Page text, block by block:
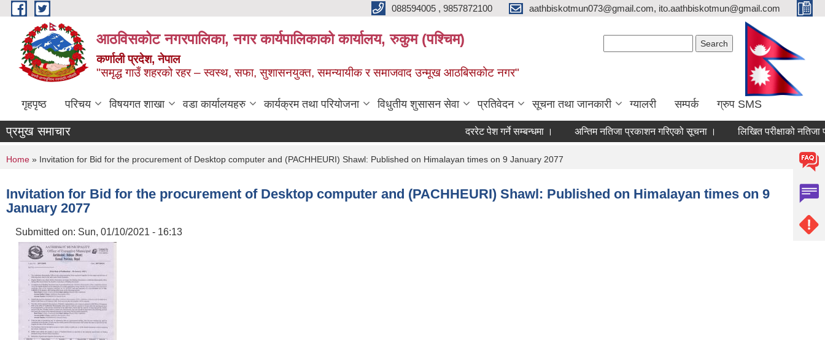
Skip to main content 088594005 , 9857872100 aathbiskotmun073@gmail.com, ito.aathbiskotmun@gmail.com
आठविसकोट नगरपालिका, नगर कार्यपालिकाको कार्यालय, रुकुम (पश्चिम)
कर्णाली प्रदेश, नेपाल
"समृद्ध गाउँ शहरको रहर – स्वस्थ, सफा, सुशासनयुक्त, समन्यायीक र समाजवाद उन्मूख आठबिसकोट नगर"
गृहपृष्ठ परिचय विषयगत शाखा वडा कार्यालयहरु कार्यक्रम तथा परियोजना विधुतीय शुसासन सेवा प्रतिवेदन सूचना तथा जानकारी ग्यालरी सम्पर्क ग्रुप SMS
प्रमुख समाचार दररेट पेश गर्ने सम्बन्धमा । अन्तिम नतिजा प्रकाशन गरिएको सूचना । लिखित परीक्षाको नतिजा
You are here
Home » Invitation for Bid for the procurement of Desktop computer and (PACHHEURI) Shawl: Published on Himalayan times on 9 January 2077
Invitation for Bid for the procurement of Desktop computer and (PACHHEURI) Shawl: Published on Himalayan times on 9
January 2077
Submitted on: Sun, 01/10/2021 - 16:13